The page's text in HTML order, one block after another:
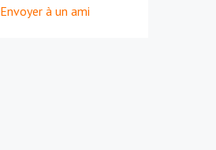
Envoyer à un ami